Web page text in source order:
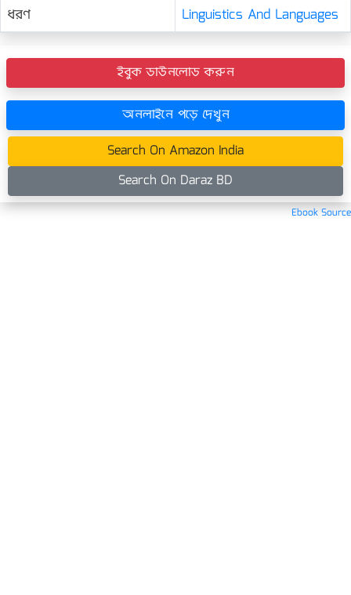
ধরণ
Linguistics And Languages
ইবুক ডাউনলোড করুন
অনলাইনে পড়ে দেখুন
Search On Amazon India
Search On Daraz BD
Ebook Source